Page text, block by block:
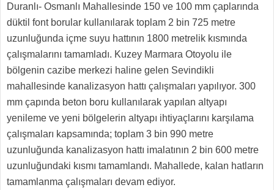
Duranlı- Osmanlı Mahallesinde 150 ve 100 mm çaplarında
düktil font borular kullanılarak toplam 2 bin 725 metre
uzunluğunda içme suyu hattının 1800 metrelik kısmında
çalışmalarını tamamladı. Kuzey Marmara Otoyolu ile
bölgenin cazibe merkezi haline gelen Sevindikli
mahallesinde kanalizasyon hattı çalışmaları yapılıyor. 300
mm çapında beton boru kullanılarak yapılan altyapı
yenileme ve yeni bölgelerin altyapı ihtiyaçlarını karşılama
çalışmaları kapsamında; toplam 3 bin 990 metre
uzunluğunda kanalizasyon hattı imalatının 2 bin 600 metre
uzunluğundaki kısmı tamamlandı. Mahallede, kalan hatların
tamamlanma çalışmaları devam ediyor.